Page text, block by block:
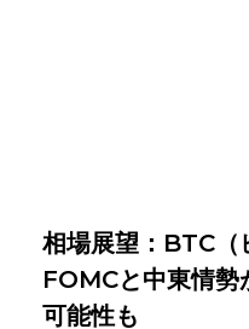
相場展望：BTC（
FOMCと中東情勢
可能性も